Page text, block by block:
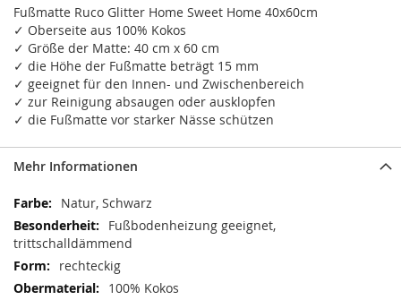
Fußmatte Ruco Glitter Home Sweet Home 40x60cm
✓ Oberseite aus 100% Kokos
✓ Größe der Matte: 40 cm x 60 cm
✓ die Höhe der Fußmatte beträgt 15 mm
✓ geeignet für den Innen- und Zwischenbereich
✓ zur Reinigung absaugen oder ausklopfen
✓ die Fußmatte vor starker Nässe schützen
Mehr Informationen
Mehr
Informationen
Natur, Schwarz
Fußbodenheizung geeignet,
trittschalldämmend
rechteckig
100% Kokos